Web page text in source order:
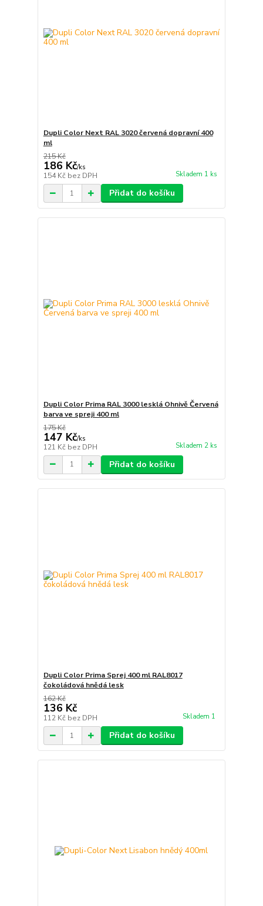
Dupli Color Next RAL 3020 červená dopravní 400
ml
215 Kč
186 Kč/ks
154 Kč bez DPH Skladem 1 ks
Přidat do košíku
Dupli Color Prima RAL 3000 lesklá Ohnivě Červená
barva ve spreji 400 ml
175 Kč
147 Kč/ks
121 Kč bez DPH Skladem 2 ks
Přidat do košíku
Dupli Color Prima Sprej 400 ml RAL8017
čokoládová hnědá lesk
162 Kč
136 Kč
112 Kč bez DPH Skladem 1
Přidat do košíku